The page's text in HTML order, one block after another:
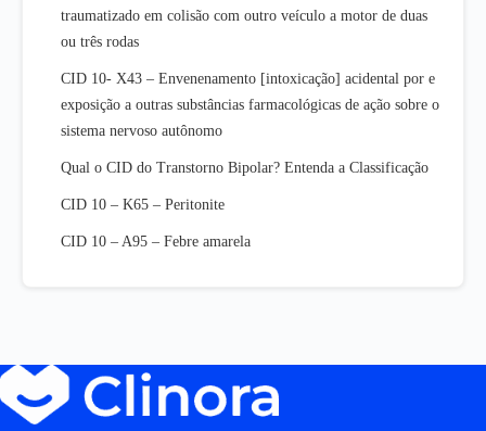
traumatizado em colisão com outro veículo a motor de duas
ou três rodas
CID 10- X43 – Envenenamento [intoxicação] acidental por e
exposição a outras substâncias farmacológicas de ação sobre o
sistema nervoso autônomo
Qual o CID do Transtorno Bipolar? Entenda a Classificação
CID 10 – K65 – Peritonite
CID 10 – A95 – Febre amarela